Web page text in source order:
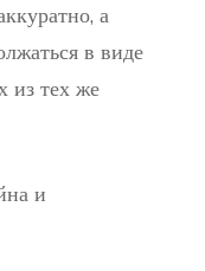
а
в виде
из тех же